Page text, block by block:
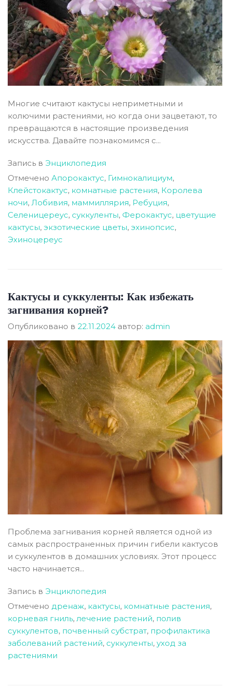
Многие считают кактусы неприметными и
колючими растениями, но когда они зацветают, то
превращаются в настоящие произведения
искусства. Давайте познакомимся с...
Запись в Энциклопедия
Отмечено Апорокактус, Гимнокалициум,
Клейстокактус, комнатные растения, Королева
ночи, Лобивия, маммиллярия, Ребуция,
Селеницереус, суккуленты, Ферокактус, цветущие
кактусы, экзотические цветы, эхинопсис,
Эхиноцереус
Кактусы и суккуленты: Как избежать
загнивания корней?
Опубликовано в 22.11.2024 автор: admin
Проблема загнивания корней является одной из
самых распространенных причин гибели кактусов
и суккулентов в домашних условиях. Этот процесс
часто начинается...
Запись в Энциклопедия
Отмечено дренаж, кактусы, комнатные растения,
корневая гниль, лечение растений, полив
суккулентов, почвенный субстрат, профилактика
заболеваний растений, суккуленты, уход за
растениями